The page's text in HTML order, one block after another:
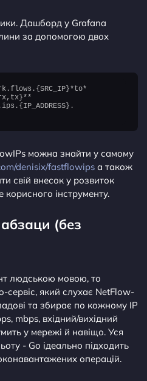
Дашборд у Grafana
за допомогою двох
можна знайти у самому
denisix/fastflowips а також
свій внесок у розвиток
інструменту.
(без
людською мовою, то
сервіс, який слухає NetFlow-
та збирає по кожному IP
mbps, вхідний/вихідний
у мережі й навіщо. Уся
- Go ідеально підходить
операцій.